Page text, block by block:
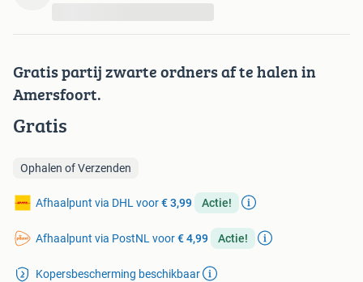
Gratis partij zwarte ordners af te halen in
Amersfoort.
Gratis
Ophalen of Verzenden
Afhaalpunt via DHL voor€ 3,99 Actie!
Afhaalpunt via PostNL voor€ 4,99 Actie!
Kopersbescherming beschikbaar